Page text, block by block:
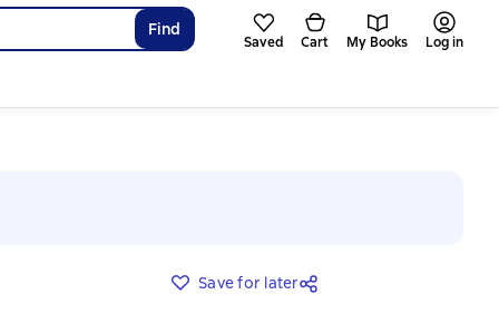
Find
Saved Cart My Books Log in
Save for later